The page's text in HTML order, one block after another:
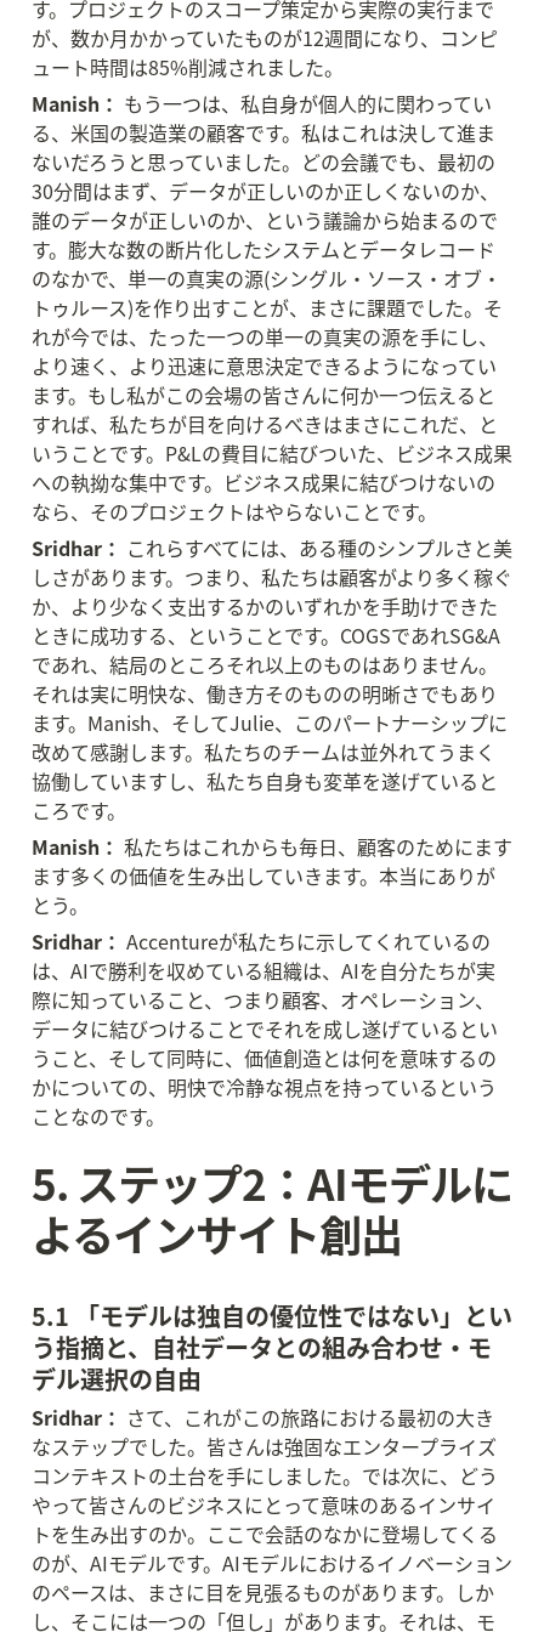
す。プロジェクトのスコープ策定から実際の実行まで
が、数か月かかっていたものが12週間になり、コンピ
ュート時間は85%削減されました。
Manish： もう一つは、私自身が個人的に関わってい
る、米国の製造業の顧客です。私はこれは決して進ま
ないだろうと思っていました。どの会議でも、最初の
30分間はまず、データが正しいのか正しくないのか、
誰のデータが正しいのか、という議論から始まるので
す。膨大な数の断片化したシステムとデータレコード
のなかで、単一の真実の源(シングル・ソース・オブ・
トゥルース)を作り出すことが、まさに課題でした。そ
れが今では、たった一つの単一の真実の源を手にし、
より速く、より迅速に意思決定できるようになってい
ます。もし私がこの会場の皆さんに何か一つ伝えると
すれば、私たちが目を向けるべきはまさにこれだ、と
いうことです。P&Lの費目に結びついた、ビジネス成果
への執拗な集中です。ビジネス成果に結びつけないの
なら、そのプロジェクトはやらないことです。
Sridhar： これらすべてには、ある種のシンプルさと美
しさがあります。つまり、私たちは顧客がより多く稼ぐ
か、より少なく支出するかのいずれかを手助けできた
ときに成功する、ということです。COGSであれSG&A
であれ、結局のところそれ以上のものはありません。
それは実に明快な、働き方そのものの明晰さでもあり
ます。Manish、そしてJulie、このパートナーシップに
改めて感謝します。私たちのチームは並外れてうまく
協働していますし、私たち自身も変革を遂げていると
ころです。
Manish： 私たちはこれからも毎日、顧客のためにます
ます多くの価値を生み出していきます。本当にありが
とう。
Sridhar： Accentureが私たちに示してくれているの
は、AIで勝利を収めている組織は、AIを自分たちが実
際に知っていること、つまり顧客、オペレーション、
データに結びつけることでそれを成し遂げているとい
うこと、そして同時に、価値創造とは何を意味するの
かについての、明快で冷静な視点を持っているという
ことなのです。
5. ステップ2：AIモデルに
よるインサイト創出
5.1 「モデルは独自の優位性ではない」とい
う指摘と、自社データとの組み合わせ・モ
デル選択の自由
Sridhar： さて、これがこの旅路における最初の大き
なステップでした。皆さんは強固なエンタープライズ
コンテキストの土台を手にしました。では次に、どう
やって皆さんのビジネスにとって意味のあるインサイ
トを生み出すのか。ここで会話のなかに登場してくる
のが、AIモデルです。AIモデルにおけるイノベーション
のペースは、まさに目を見張るものがあります。しか
し、そこには一つの「但し」があります。それは、モ